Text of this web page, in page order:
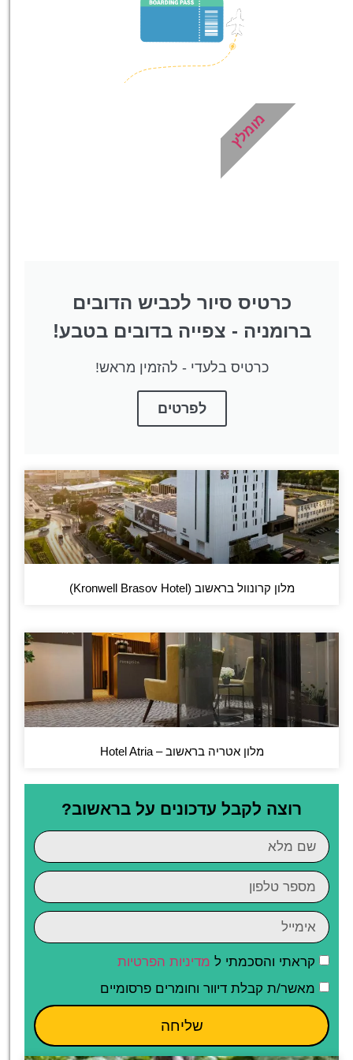
לחצו פה!
כרטיס סיור לכביש הדובים
ברומניה - צפייה בדובים בטבע!
כרטיס בלעדי - להזמין מראש!
לפרטים
מומלץ
מלון קרונוול בראשוב (Kronwell Brasov Hotel)
מלון אטריה בראשוב – Hotel Atria
רוצה לקבל עדכונים על בראשוב?
קראתי והסכמתי ל מדיניות הפרטיות
מאשר/ת קבלת דיוור וחומרים פרסומיים
שליחה